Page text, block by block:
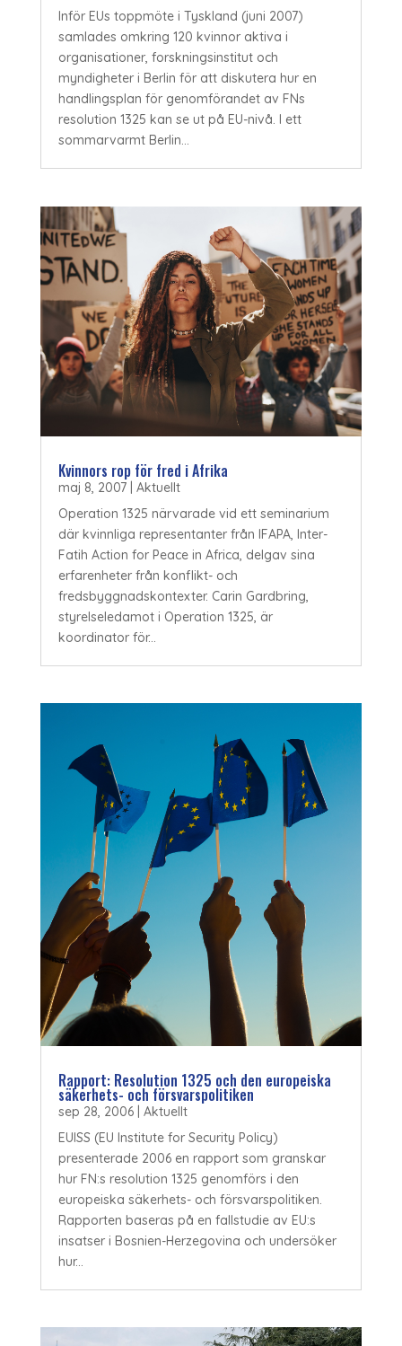
Inför EUs toppmöte i Tyskland (juni 2007)
samlades omkring 120 kvinnor aktiva i
organisationer, forskningsinstitut och
myndigheter i Berlin för att diskutera hur en
handlingsplan för genomförandet av FNs
resolution 1325 kan se ut på EU-nivå. I ett
sommarvarmt Berlin...
Kvinnors rop för fred i Afrika
maj 8, 2007| Aktuellt
Operation 1325 närvarade vid ett seminarium
där kvinnliga representanter från IFAPA, Inter-
Fatih Action for Peace in Africa, delgav sina
erfarenheter från konflikt- och
fredsbyggnadskontexter. Carin Gardbring,
styrelseledamot i Operation 1325, är
koordinator för...
Rapport: Resolution 1325 och den europeiska
säkerhets- och försvarspolitiken
sep 28, 2006| Aktuellt
EUISS (EU Institute for Security Policy)
presenterade 2006 en rapport som granskar
hur FN:s resolution 1325 genomförs i den
europeiska säkerhets- och försvarspolitiken.
Rapporten baseras på en fallstudie av EU:s
insatser i Bosnien-Herzegovina och undersöker
hur...